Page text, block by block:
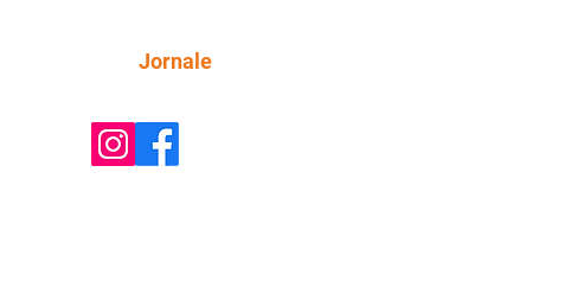
que se mudará de país, e Eduarda se
preocupa com Sol. Palhares desconfia de
Jornale